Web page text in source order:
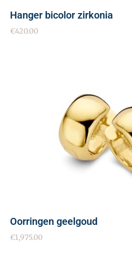
Hanger bicolor zirkonia
€420.00
Oorringen geelgoud
€1,975.00